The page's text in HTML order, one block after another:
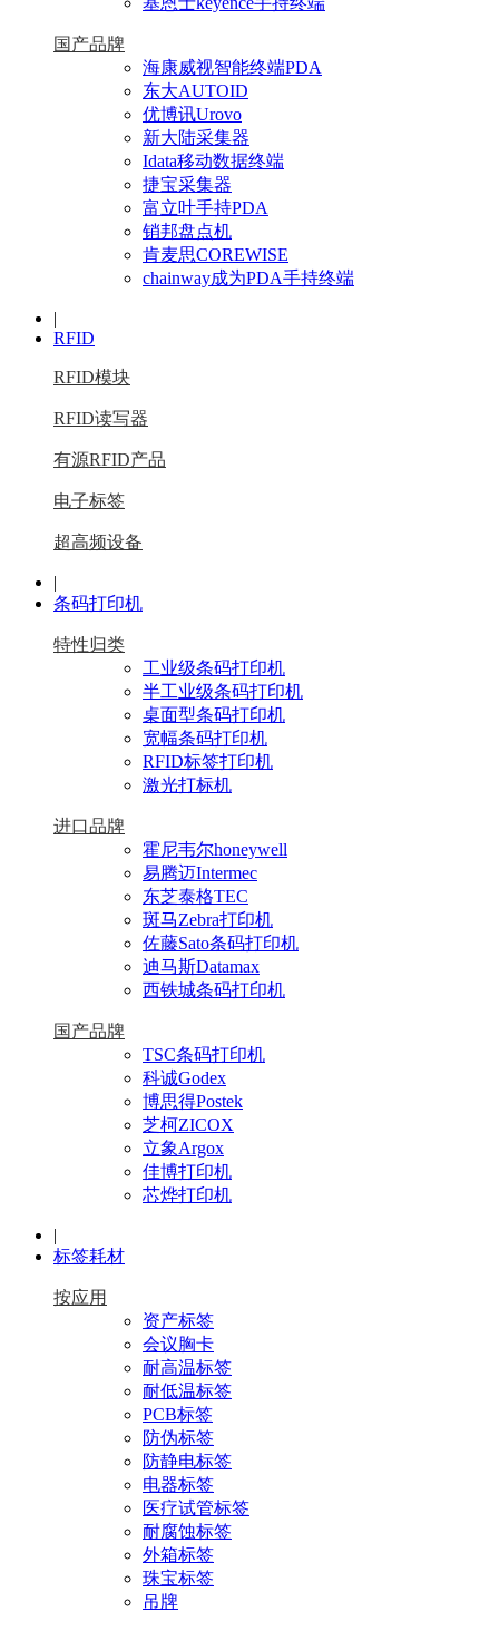
国产品牌
海康威视智能终端PDA
东大AUTOID
优博讯Urovo
新大陆采集器
Idata移动数据终端
捷宝采集器
富立叶手持PDA
销邦盘点机
肯麦思COREWISE
chainway成为PDA手持终端
|
RFID
RFID模块
RFID读写器
有源RFID产品
电子标签
超高频设备
|
条码打印机
特性归类
工业级条码打印机
半工业级条码打印机
桌面型条码打印机
宽幅条码打印机
RFID标签打印机
激光打标机
进口品牌
霍尼韦尔honeywell
易腾迈Intermec
东芝泰格TEC
斑马Zebra打印机
佐藤Sato条码打印机
迪马斯Datamax
西铁城条码打印机
国产品牌
TSC条码打印机
科诚Godex
博思得Postek
芝柯ZICOX
立象Argox
佳博打印机
芯烨打印机
|
标签耗材
按应用
资产标签
会议胸卡
耐高温标签
耐低温标签
PCB标签
防伪标签
防静电标签
电器标签
医疗试管标签
耐腐蚀标签
外箱标签
珠宝标签
吊牌